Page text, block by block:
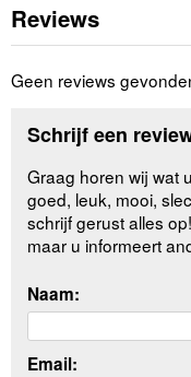
Reviews
Geen reviews
Schrijf een
Graag horen wij wat
goed, leuk, mooi,
schrijf gerust alles
maar u informeert
Naam:
Email: